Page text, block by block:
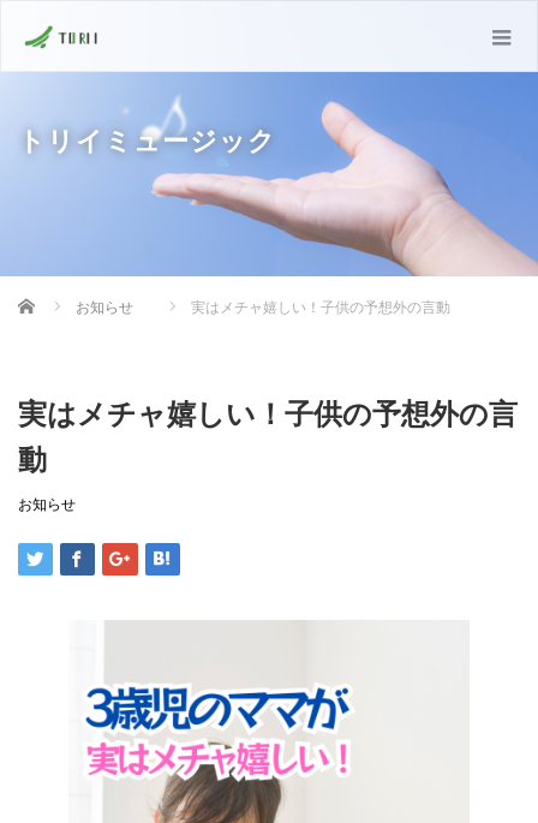
トリイミュージック
Home お知らせ 実はメチャ嬉しい！子供の予想外の言動
実はメチャ嬉しい！子供の予想外の言
動
お知らせ